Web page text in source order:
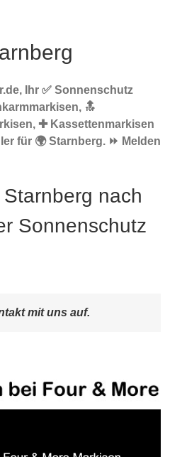
Ihr ✅ Sonnenschutz
🔝
✚ Kassettenmarkisen
für 🌍 Starnberg. ⏩ Melden
nach
Sonnenschutz
mit uns auf.